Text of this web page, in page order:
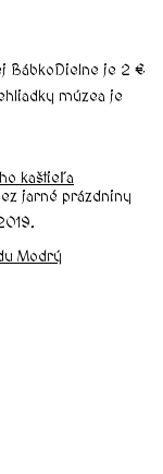
kaštieľa
Modrý
BábkoDielne je 2 €
múzea je
jarné prázdniny